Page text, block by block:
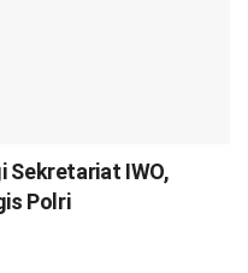
Sekretariat IWO,
Polri